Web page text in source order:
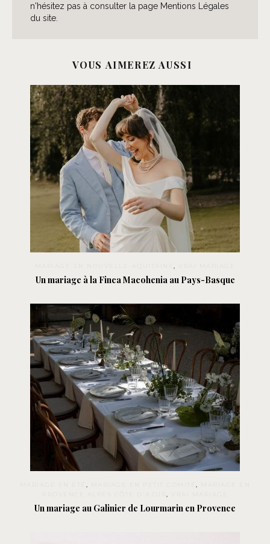
n'hésitez pas à consulter la page Mentions Légales
du site.
VOUS AIMEREZ AUSSI
Un mariage à la Finca Macohenia au Pays-Basque
Un mariage au Galinier de Lourmarin en Provence